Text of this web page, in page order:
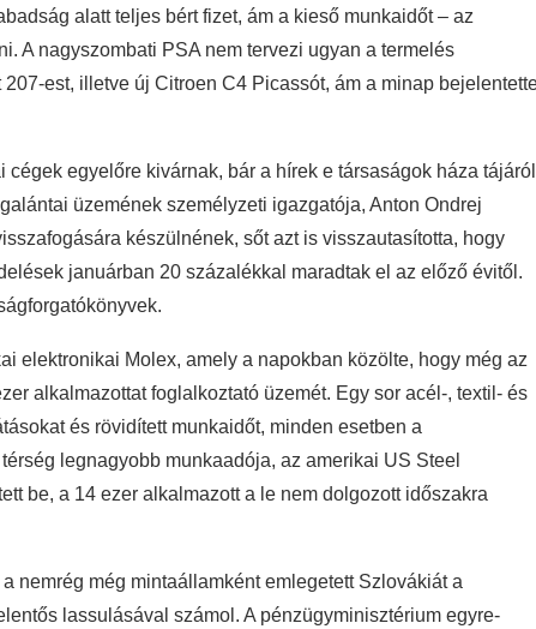
alatt teljes bért fizet, ám a kieső munkaidőt – az
A nagyszombati PSA nem tervezi ugyan a termelés
est, illetve új Citroen C4 Picassót, ám a minap
egyelőre kivárnak, bár a hírek e társaságok háza tájáról
üzemének személyzeti igazgatója, Anton Ondrej
készülnének, sőt azt is visszautasította, hogy
januárban 20 százalékkal maradtak el az előző évitől.
elektronikai Molex, amely a napokban közölte, hogy még az
alkalmazottat foglalkoztató üzemét. Egy sor acél-, textil- és
és rövidített munkaidőt, minden esetben a
legnagyobb munkaadója, az amerikai US Steel
be, a 14 ezer alkalmazott a le nem dolgozott időszakra
nemrég még mintaállamként emlegetett Szlovákiát a
lassulásával számol. A pénzügyminisztérium egyre-